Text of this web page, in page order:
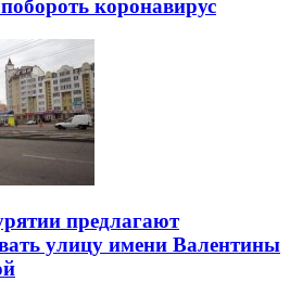
коронавирус
предлагают
улицу имени Валентины